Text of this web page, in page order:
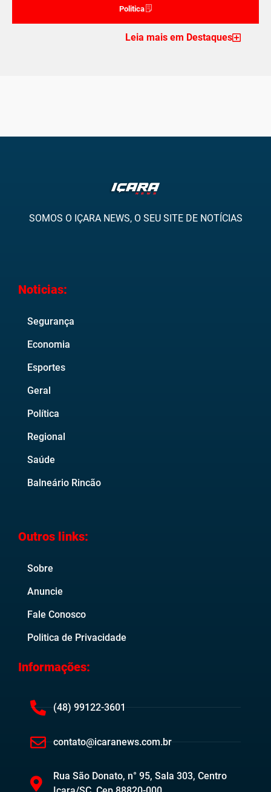
Politica
Leia mais em Destaques
SOMOS O IÇARA NEWS, O SEU SITE DE NOTÍCIAS
Noticias:
Segurança
Economia
Esportes
Geral
Política
Regional
Saúde
Balneário Rincão
Outros links:
Sobre
Anuncie
Fale Conosco
Politica de Privacidade
Informações:
(48) 99122-3601
contato@icaranews.com.br
Rua São Donato, n° 95, Sala 303, Centro